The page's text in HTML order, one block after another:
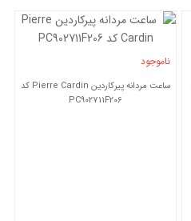
ناموجود
ساعت مردانه پیرکاردین Pierre Cardin کد
PC902711F206